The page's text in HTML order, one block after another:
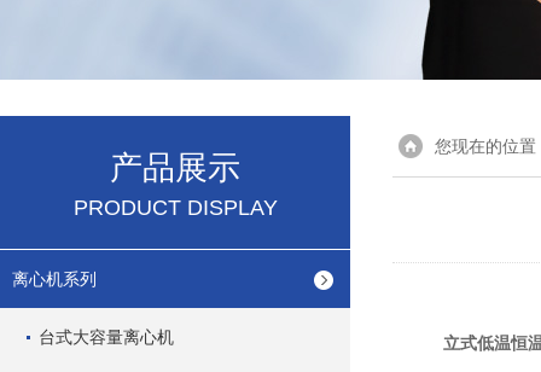
产品展示
PRODUCT DISPLAY
离心机系列
台式大容量离心机
您现在的位置
立式低温恒